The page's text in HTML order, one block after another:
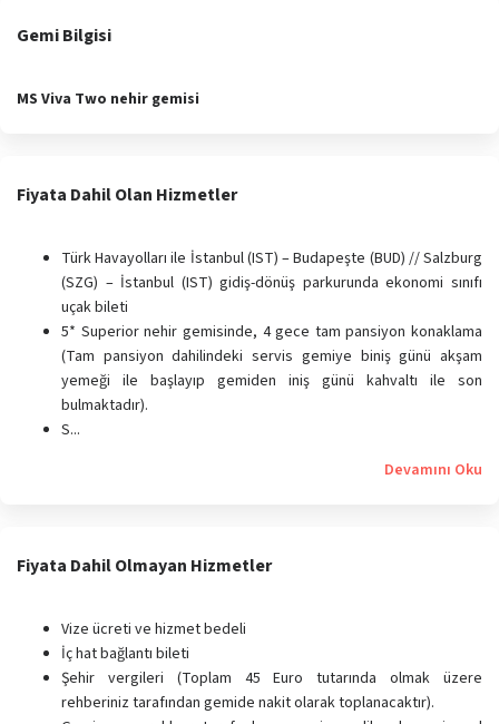
Gemi Bilgisi
MS Viva Two nehir gemisi
Fiyata Dahil Olan Hizmetler
Türk Havayolları ile İstanbul (IST) – Budapeşte (BUD) // Salzburg
(SZG) – İstanbul (IST) gidiş-dönüş parkurunda ekonomi sınıfı
uçak bileti
5* Superior nehir gemisinde, 4 gece tam pansiyon konaklama
(Tam pansiyon dahilindeki servis gemiye biniş günü akşam
yemeği ile başlayıp gemiden iniş günü kahvaltı ile son
bulmaktadır).
S...
Devamını Oku
Fiyata Dahil Olmayan Hizmetler
Vize ücreti ve hizmet bedeli
İç hat bağlantı bileti
Şehir vergileri (Toplam 45 Euro tutarında olmak üzere
rehberiniz tarafından gemide nakit olarak toplanacaktır).